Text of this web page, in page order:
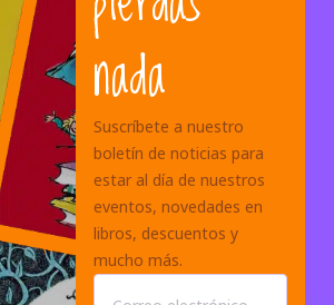
nada
Suscríbete a nuestro
boletín de noticias para
estar al día de nuestros
eventos, novedades en
libros, descuentos y
mucho más.